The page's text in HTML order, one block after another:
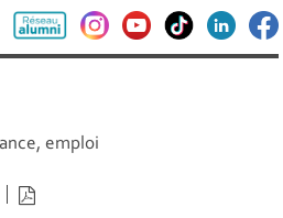
emploi